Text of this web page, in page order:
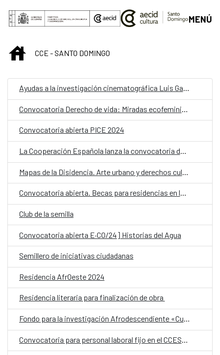
Saltar al contenido principal
MENÚ
INICIOCCE - SANTO DOMINGO
Ayudas a la investigación cinematográfica Luis García Berlanga
Convocatoria Derecho de vida: Miradas ecofeministas en el arte dominicano
Convocatoria abierta PICE 2024
La Cooperación Española lanza la convocatoria de Becas MAEC-AECID 2024-2025
Convocatoria abierta. Becas para residencias en la Real Academia de España en Roma
Club de la semilla
Convocatoria abierta E·CO/24] Historias del Agua
Semillero de iniciativas ciudadanas
Residencia AfrOeste 2024
Residencia literaria para finalización de obra
Fondo para la investigación Afrodescendiente «Cultiva»